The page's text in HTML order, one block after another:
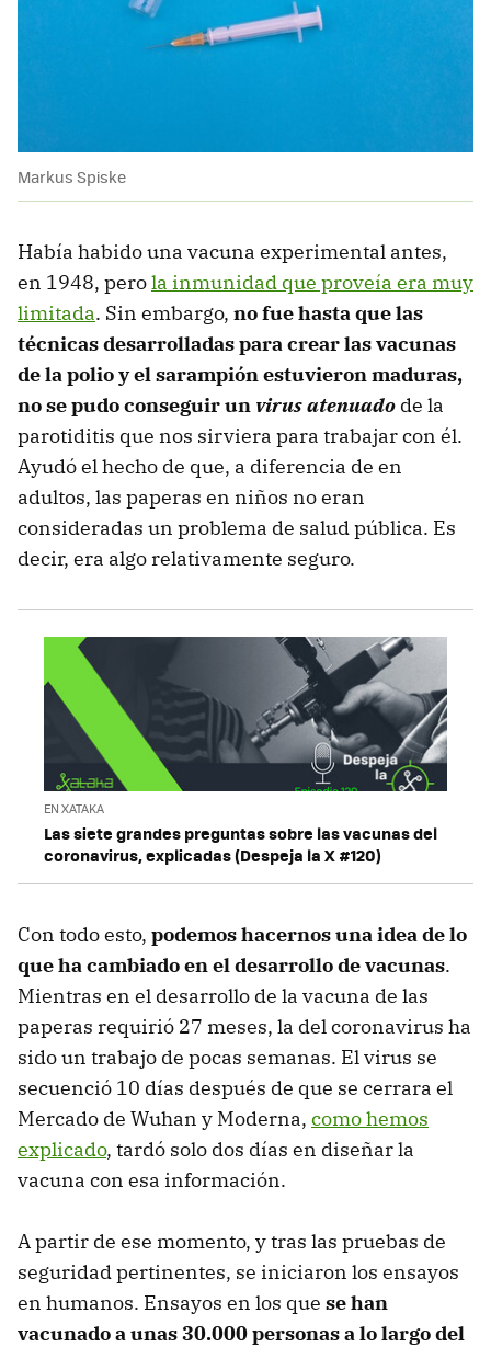
Markus Spiske
Había habido una vacuna experimental antes,
en 1948, perola inmunidad que proveía era muy
limitada. Sin embargo, no fue hasta que las
técnicas desarrolladas para crear las vacunas
de la polio y el sarampión estuvieron maduras,
no se pudo conseguir un virus atenuado de la
parotiditis que nos sirviera para trabajar con él.
Ayudó el hecho de que, a diferencia de en
adultos, las paperas en niños no eran
consideradas un problema de salud pública. Es
decir, era algo relativamente seguro.
EN XATAKA
Las siete grandes preguntas sobre las vacunas del
coronavirus, explicadas (Despeja la X #120)
Con todo esto, podemos hacernos una idea de lo
que ha cambiado en el desarrollo de vacunas.
Mientras en el desarrollo de la vacuna de las
paperas requirió 27 meses, la del coronavirus ha
sido un trabajo de pocas semanas. El virus se
secuenció 10 días después de que se cerrara el
Mercado de Wuhan y Moderna, como hemos
explicado, tardó solo dos días en diseñar la
vacuna con esa información.
A partir de ese momento, y tras las pruebas de
seguridad pertinentes, se iniciaron los ensayos
en humanos. Ensayos en los que se han
vacunado a unas 30.000 personas a lo largo del